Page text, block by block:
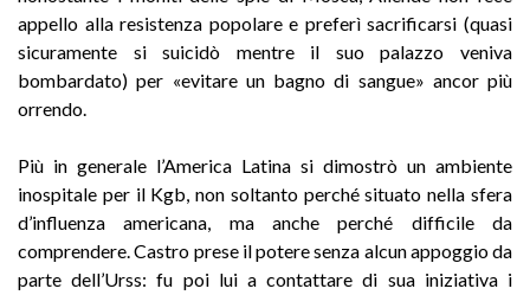
appello alla resistenza popolare e preferì sacrificarsi (quasi
sicuramente si suicidò mentre il suo palazzo veniva
bombardato) per «evitare un bagno di sangue» ancor più
orrendo.
Più in generale l’America Latina si dimostrò un ambiente
inospitale per il Kgb, non soltanto perché situato nella sfera
d’influenza americana, ma anche perché difficile da
comprendere. Castro prese il potere senza alcun appoggio da
parte dell’Urss: fu poi lui a contattare di sua iniziativa i